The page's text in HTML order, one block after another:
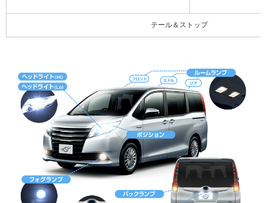
テール＆ストップ